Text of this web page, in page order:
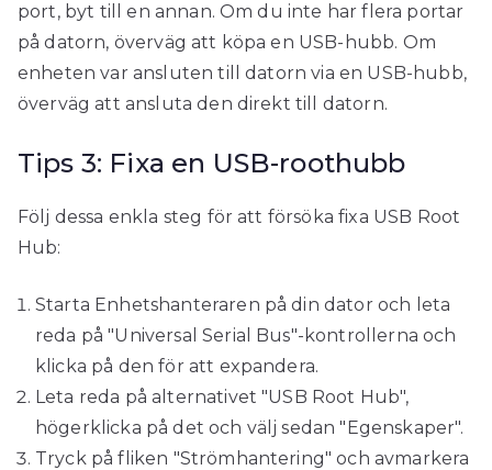
port, byt till en annan. Om du inte har flera portar
på datorn, överväg att köpa en USB-hubb. Om
enheten var ansluten till datorn via en USB-hubb,
överväg att ansluta den direkt till datorn.
Tips 3: Fixa en USB-roothubb
Följ dessa enkla steg för att försöka fixa USB Root
Hub:
Starta Enhetshanteraren på din dator och leta
reda på "Universal Serial Bus"-kontrollerna och
klicka på den för att expandera.
Leta reda på alternativet "USB Root Hub",
högerklicka på det och välj sedan "Egenskaper".
Tryck på fliken "Strömhantering" och avmarkera